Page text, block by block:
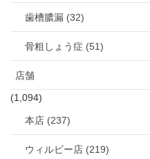
歯槽膿漏 (32)
骨粗しょう症 (51)
店舗
(1,094)
本店 (237)
ウィルビー店 (219)